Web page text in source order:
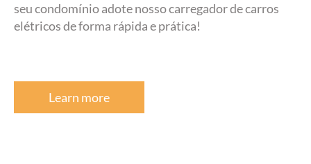
seu condomínio adote nosso carregador de carros
elétricos de forma rápida e prática!
Learn more